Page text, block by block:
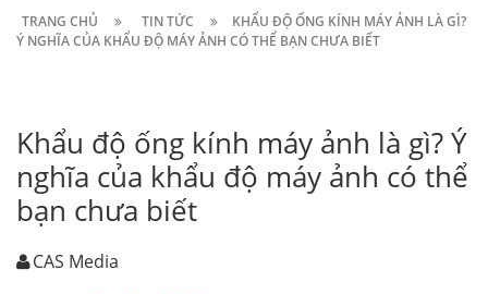
TRANG CHỦ TIN TỨC
KHẨU ĐỘ ỐNG KÍNH MÁY ẢNH LÀ GÌ?
Ý NGHĨA CỦA KHẨU ĐỘ MÁY ẢNH CÓ THỂ BẠN CHƯA BIẾT
Khẩu độ ống kính máy ảnh là gì? Ý
nghĩa của khẩu độ máy ảnh có thể
bạn chưa biết
CAS Media